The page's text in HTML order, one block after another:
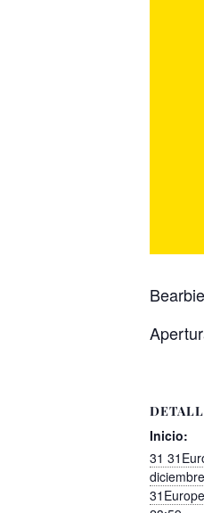
Inicio:
31
diciembre